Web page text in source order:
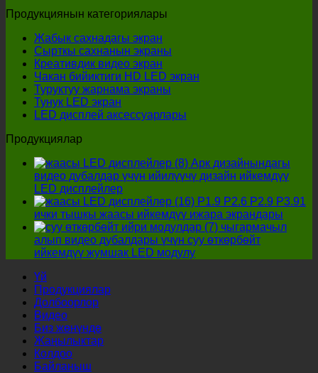
тапса
керек!
Продукциянын категориялары
Жабык сахнадагы экран
Сырткы сахнанын экраны
Креативдик видео экран
Чакан бийиктиги HD LED экран
Туруктуу жарнама экраны
Тунук LED экран
LED дисплей аксессуарлары
Продукциялар
Арк дизайнындагы
видео дубалдар үчүн ийилүүчү дизайн ийкемдүү
LED дисплейлер
P1.9 P2.6 P2.9 P3.91
ички тышкы жаасы ийкемдүү ижара экрандары
чыгармачыл
алып видео дубалдары үчүн суу өткөрбөйт
ийкемдүү жумшак LED модулу
Үй
Продукциялар
Долбоорлор
Видео
Биз жөнүндө
Жаңылыктар
Колдоо
Байланыш